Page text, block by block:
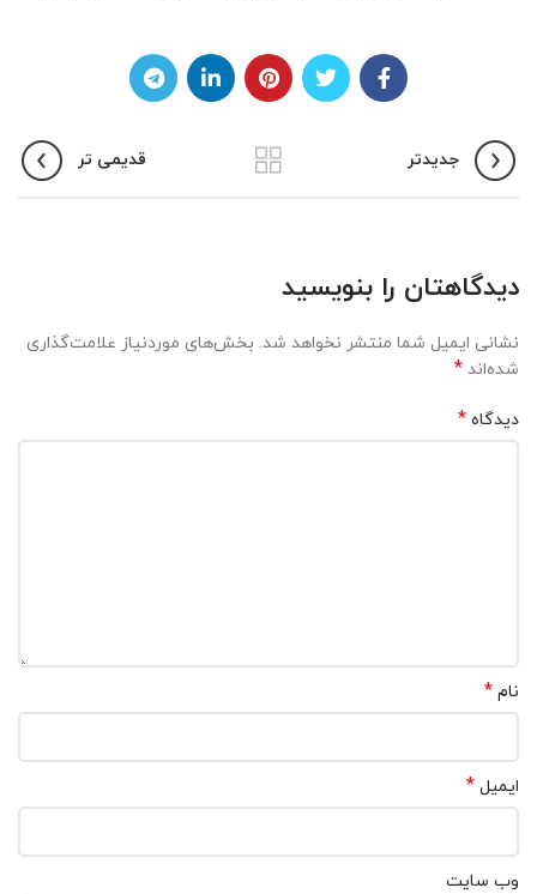
جدیدتر قدیمی تر
دیدگاهتان را بنویسید
نشانی ایمیل شما منتشر نخواهد شد. بخش‌های موردنیاز علامت‌گذاری
شده‌اند *
دیدگاه *
نام *
ایمیل *
وب‌ سایت